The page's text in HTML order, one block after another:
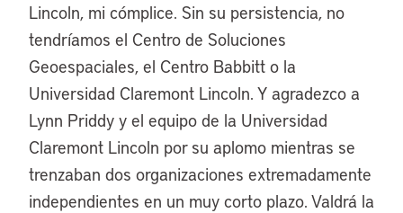
Lincoln, mi cómplice. Sin su persistencia, no
tendríamos el Centro de Soluciones
Geoespaciales, el Centro Babbitt o la
Universidad Claremont Lincoln. Y agradezco a
Lynn Priddy y el equipo de la Universidad
Claremont Lincoln por su aplomo mientras se
trenzaban dos organizaciones extremadamente
independientes en un muy corto plazo. Valdrá la